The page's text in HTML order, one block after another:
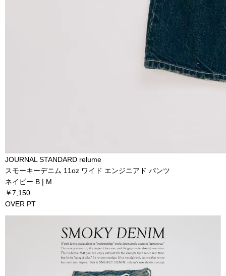
JOURNAL STANDARD relume
スモーキーデニム 11oz ワイド エンジニアド パンツ
ネイビー B | M
￥7,150
OVER PT